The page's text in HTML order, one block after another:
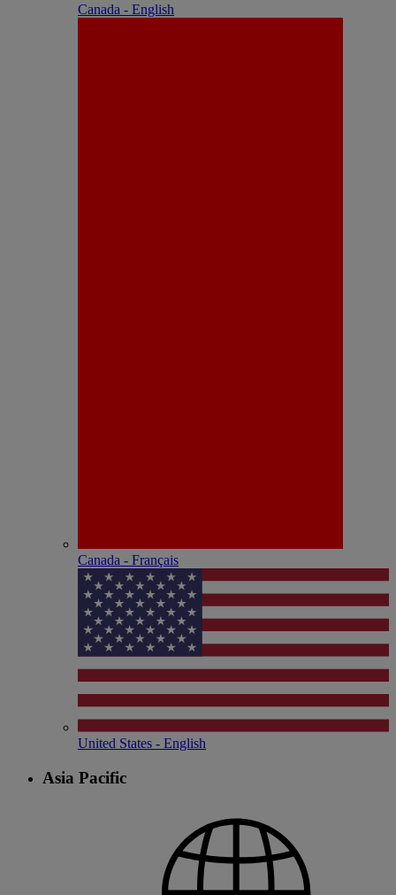
Canada - English
Canada - Français
United States - English
Asia Pacific